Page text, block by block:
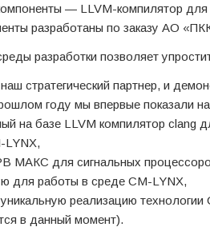
— LLVM-компилятор
разработаны по заказу АО
разработки позволяет
стратегический партнер, и
году мы впервые
на базе LLVM компилятор clang
LYNX,
для сигнальных
для работы в среде CM-LYNX,
реализацию
в данный момент).